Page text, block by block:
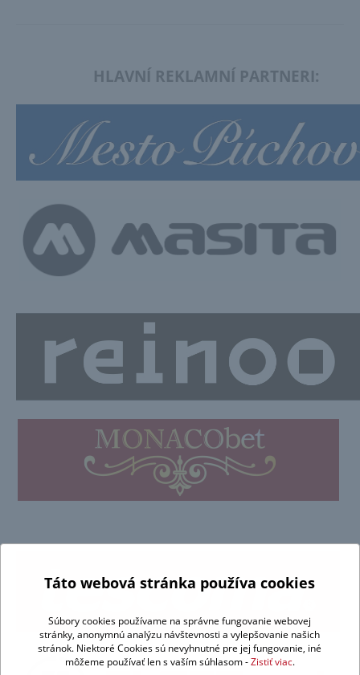
HLAVNÍ REKLAMNÍ PARTNERI:
Táto webová stránka používa cookies
Súbory cookies používame na správne fungovanie webovej
stránky, anonymnú analýzu návštevnosti a vylepšovanie našich
stránok. Niektoré Cookies sú nevyhnutné pre jej fungovanie, iné
môžeme používať len s vaším súhlasom -Zistiť viac.